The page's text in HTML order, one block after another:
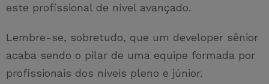
este profissional de nível avançado.
Lembre-se, sobretudo, que um developer sênior
acaba sendo o pilar de uma equipe formada por
profissionais dos níveis pleno e júnior.